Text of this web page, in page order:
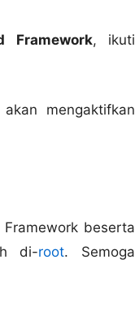
Framework, ikuti
mengaktifkan
beserta
di-root. Semoga